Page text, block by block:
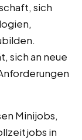
sich
sich an neue
Minijobs,
in